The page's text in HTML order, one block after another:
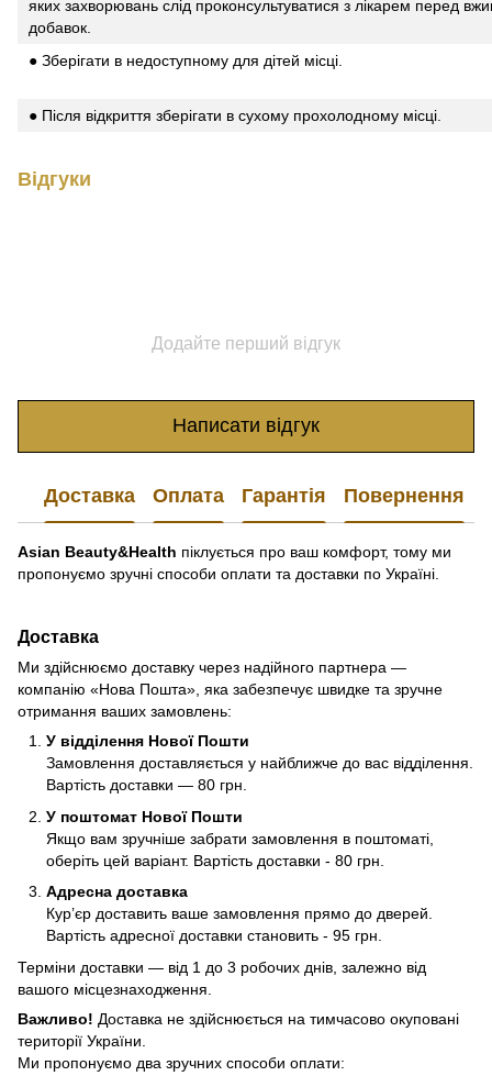
яких захворювань слід проконсультуватися з лікарем перед
добавок.
● Зберігати в недоступному для дітей місці.
● Після відкриття зберігати в сухому прохолодному місці.
Відгуки
Додайте перший відгук
Написати відгук
Доставка Оплата Гарантія Повернення
Asian Beauty&Health піклується про ваш комфорт, тому ми
пропонуємо зручні способи оплати та доставки по Україні.
Доставка
Ми здійснюємо доставку через надійного партнера —
компанію «Нова Пошта», яка забезпечує швидке та зручне
отримання ваших замовлень:
У відділення Нової Пошти
Замовлення доставляється у найближче до вас відділення.
Вартість доставки — 80 грн.
У поштомат Нової Пошти
Якщо вам зручніше забрати замовлення в поштоматі,
оберіть цей варіант. Вартість доставки - 80 грн.
Адресна доставка
Кур’єр доставить ваше замовлення прямо до дверей.
Вартість адресної доставки становить - 95 грн.
Терміни доставки — від 1 до 3 робочих днів, залежно від
вашого місцезнаходження.
Важливо! Доставка не здійснюється на тимчасово окуповані
території України.
Ми пропонуємо два зручних способи оплати: